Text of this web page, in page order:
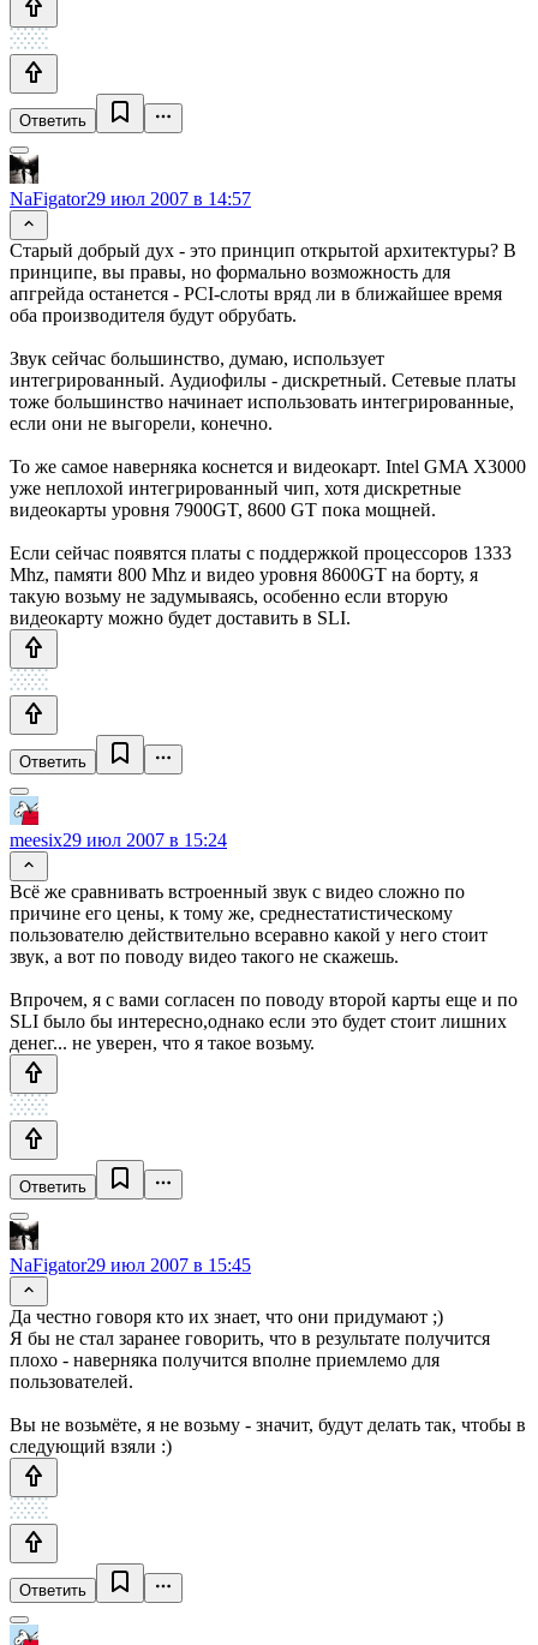
Ответить
NaFigator29 июл 2007 в 14:57
Старый добрый дух - это принцип открытой архитектуры? В
принципе, вы правы, но формально возможность для
апгрейда останется - PCI-слоты вряд ли в ближайшее время
оба производителя будут обрубать.
Звук сейчас большинство, думаю, использует
интегрированный. Аудиофилы - дискретный. Сетевые платы
тоже большинство начинает использовать интегрированные,
если они не выгорели, конечно.
То же самое наверняка коснется и видеокарт. Intel GMA X3000
уже неплохой интегрированный чип, хотя дискретные
видеокарты уровня 7900GT, 8600 GT пока мощней.
Если сейчас появятся платы с поддержкой процессоров 1333
Mhz, памяти 800 Mhz и видео уровня 8600GT на борту, я
такую возьму не задумываясь, особенно если вторую
видеокарту можно будет доставить в SLI.
Ответить
meesix29 июл 2007 в 15:24
Всё же сравнивать встроенный звук с видео сложно по
причине его цены, к тому же, среднестатистическому
пользователю действительно всеравно какой у него стоит
звук, а вот по поводу видео такого не скажешь.
Впрочем, я с вами согласен по поводу второй карты еще и по
SLI было бы интересно,однако если это будет стоит лишних
денег... не уверен, что я такое возьму.
Ответить
NaFigator29 июл 2007 в 15:45
Да честно говоря кто их знает, что они придумают ;)
Я бы не стал заранее говорить, что в результате получится
плохо - наверняка получится вполне приемлемо для
пользователей.
Вы не возьмёте, я не возьму - значит, будут делать так, чтобы в
следующий взяли :)
Ответить